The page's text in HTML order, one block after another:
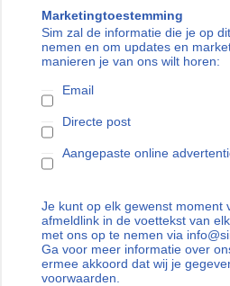
Marketingtoestemming
Sim zal de informatie die je op
nemen en om updates en
manieren je van ons wilt horen:
Email
Directe post
Aangepaste online
Je kunt op elk gewenst moment
afmeldlink in de voettekst van
met ons op te nemen via
Ga voor meer informatie over
ermee akkoord dat wij je
voorwaarden.